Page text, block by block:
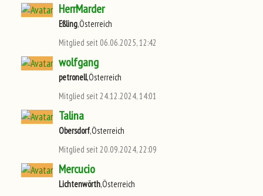
HerrMarder
Eßling,Österreich
Mitglied seit 06.06.2025, 12:42
wolfgang
petronell,Österreich
Mitglied seit 24.12.2024, 14:01
Talina
Obersdorf,Österreich
Mitglied seit 20.09.2024, 22:09
Mercucio
Lichtenwörth,Österreich